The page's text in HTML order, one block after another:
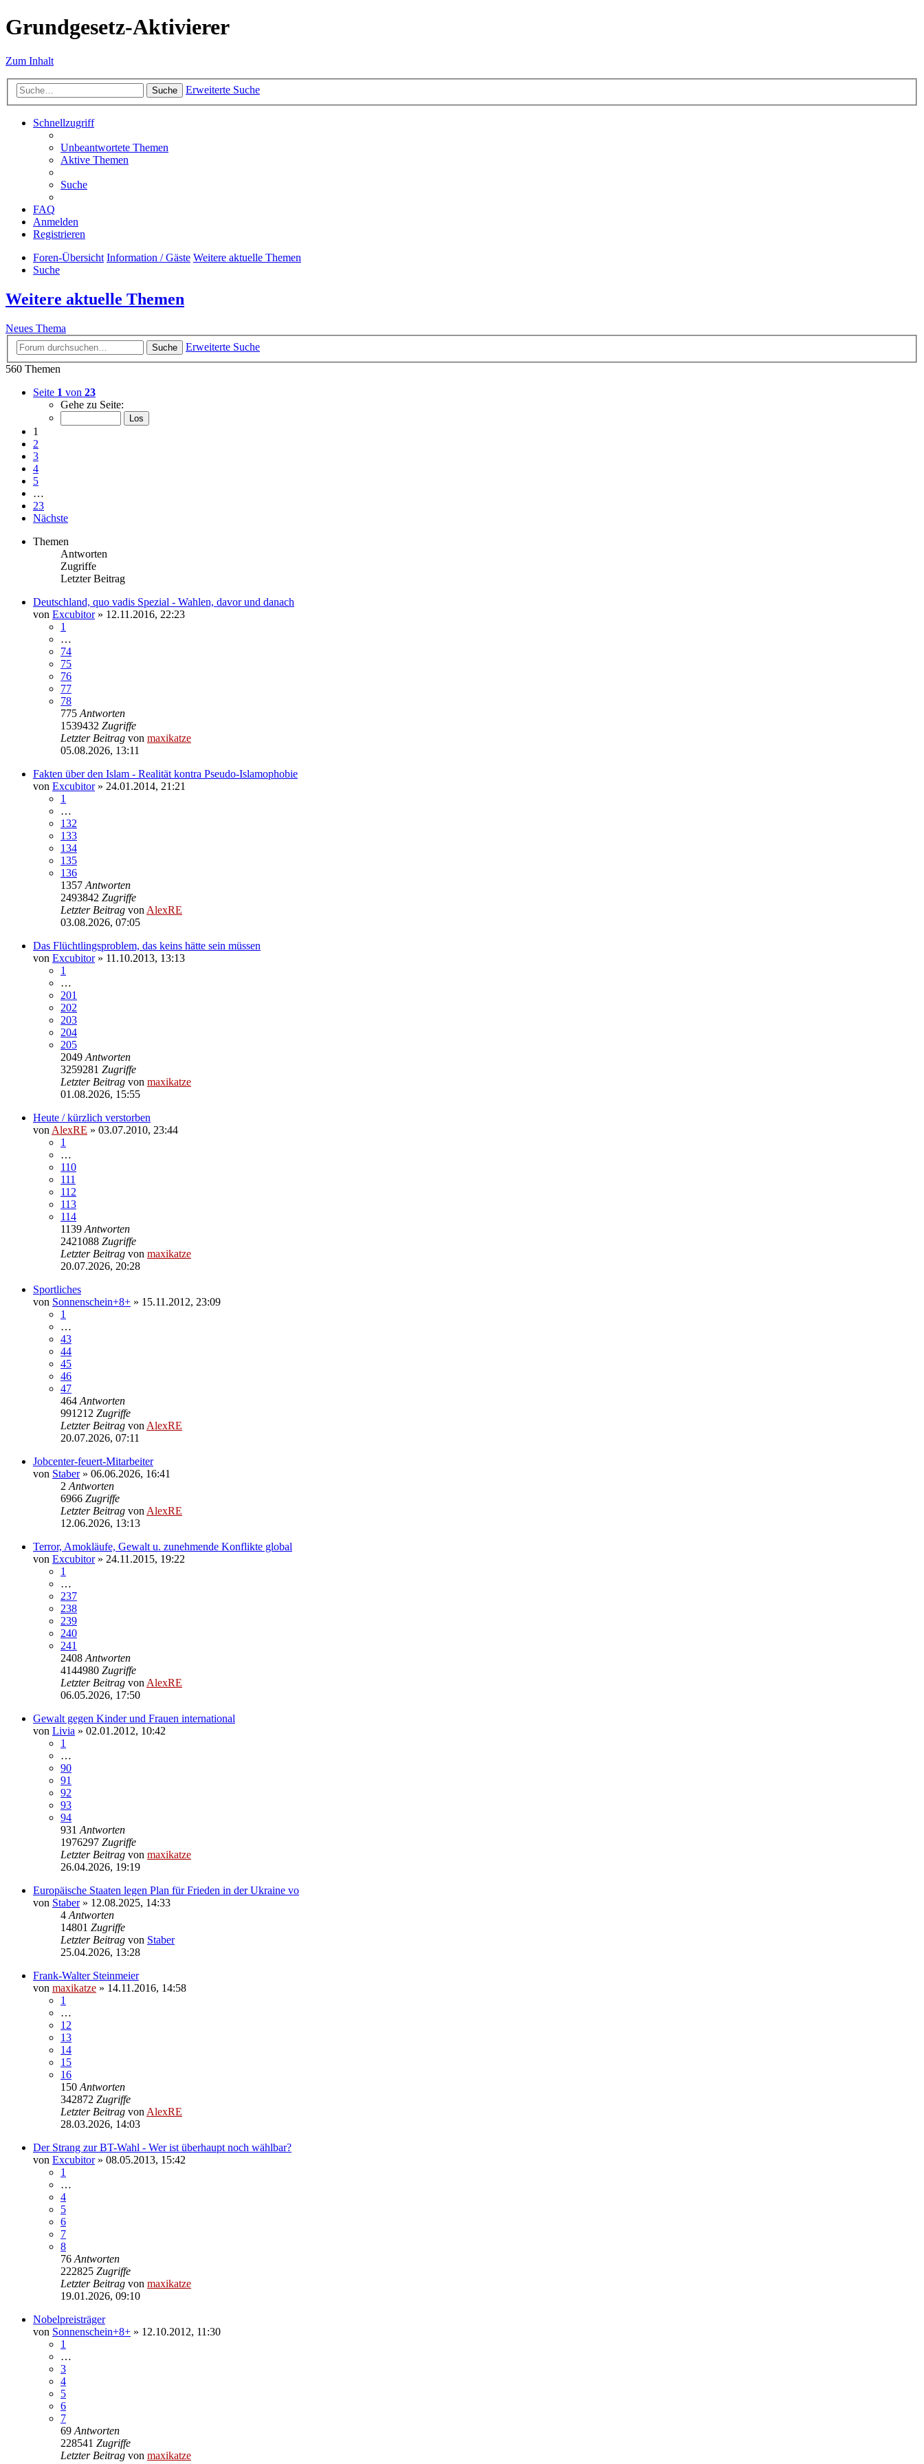
Grundgesetz-Aktivierer
Zum Inhalt
Suche Erweiterte Suche
Schnellzugriff
Unbeantwortete Themen
Aktive Themen
Suche
FAQ
Anmelden
Registrieren
Foren-Übersicht Information / Gäste Weitere aktuelle Themen
Suche
Weitere aktuelle Themen
Neues Thema
Suche
Erweiterte Suche
560 Themen
Seite 1 von 23
Gehe zu Seite:
1
2
3
4
5
…
23
Nächste
Themen
Antworten
Zugriffe
Letzter Beitrag
Deutschland, quo vadis Spezial - Wahlen, davor und danach
von Excubitor» 12.11.2016, 22:23
1
…
74
75
76
77
78
775 Antworten
1539432 Zugriffe
Letzter Beitrag von maxikatze
05.08.2026, 13:11
Fakten über den Islam - Realität kontra Pseudo-Islamophobie
von Excubitor» 24.01.2014, 21:21
1
…
132
133
134
135
136
1357 Antworten
2493842 Zugriffe
Letzter Beitrag von AlexRE
03.08.2026, 07:05
Das Flüchtlingsproblem, das keins hätte sein müssen
von Excubitor» 11.10.2013, 13:13
1
…
201
202
203
204
205
2049 Antworten
3259281 Zugriffe
Letzter Beitrag von maxikatze
01.08.2026, 15:55
Heute / kürzlich verstorben
von AlexRE » 03.07.2010, 23:44
1
…
110
111
112
113
114
1139 Antworten
2421088 Zugriffe
Letzter Beitrag von maxikatze
20.07.2026, 20:28
Sportliches
von Sonnenschein+8+ » 15.11.2012, 23:09
1
…
43
44
45
46
47
464 Antworten
991212 Zugriffe
Letzter Beitrag von AlexRE
20.07.2026, 07:11
Jobcenter-feuert-Mitarbeiter
von Staber» 06.06.2026, 16:41
2 Antworten
6966 Zugriffe
Letzter Beitrag von AlexRE
12.06.2026, 13:13
Terror, Amokläufe, Gewalt u. zunehmende Konflikte global
von Excubitor» 24.11.2015, 19:22
1
…
237
238
239
240
241
2408 Antworten
4144980 Zugriffe
Letzter Beitrag von AlexRE
06.05.2026, 17:50
Gewalt gegen Kinder und Frauen international
von Livia » 02.01.2012, 10:42
1
…
90
91
92
93
94
931 Antworten
1976297 Zugriffe
Letzter Beitrag von maxikatze
26.04.2026, 19:19
Europäische Staaten legen Plan für Frieden in der Ukraine vo
von Staber» 12.08.2025, 14:33
4 Antworten
14801 Zugriffe
Letzter Beitrag von Staber
25.04.2026, 13:28
Frank-Walter Steinmeier
von maxikatze » 14.11.2016, 14:58
1
…
12
13
14
15
16
150 Antworten
342872 Zugriffe
Letzter Beitrag von AlexRE
28.03.2026, 14:03
Der Strang zur BT-Wahl - Wer ist überhaupt noch wählbar?
von Excubitor» 08.05.2013, 15:42
1
…
4
5
6
7
8
76 Antworten
222825 Zugriffe
Letzter Beitrag von maxikatze
19.01.2026, 09:10
Nobelpreisträger
von Sonnenschein+8+ » 12.10.2012, 11:30
1
…
3
4
5
6
7
69 Antworten
228541 Zugriffe
Letzter Beitrag von maxikatze